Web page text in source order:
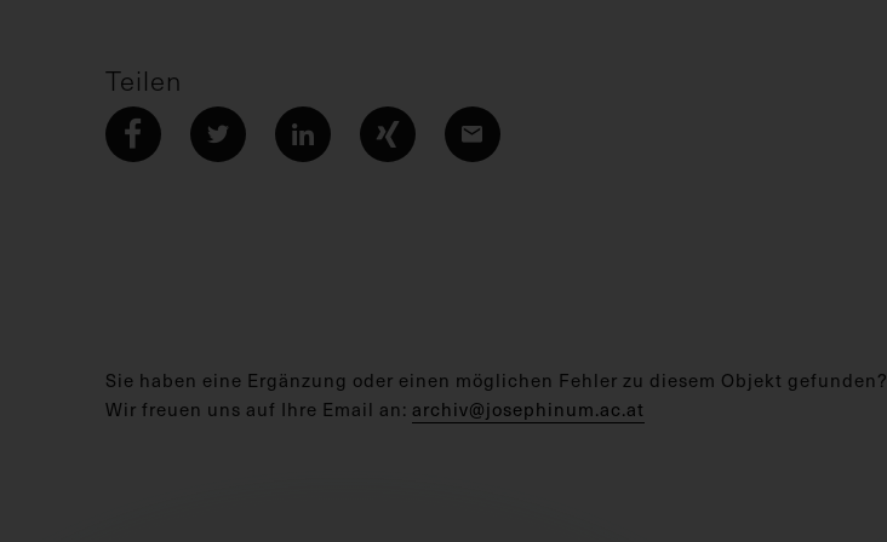
Teilen
Sie haben eine Ergänzung oder einen möglichen Fehler zu diesem Objekt gefunden?
Wir freuen uns auf Ihre Email an: archiv@josephinum.ac.at